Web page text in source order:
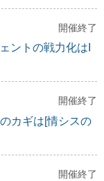
開催終了
ントの戦力化はI
開催終了
カギは[情シスの
開催終了